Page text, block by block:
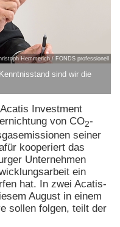
Hemmerich / FONDS professionell
sind wir die
Investment
von CO2-
seiner
kooperiert das
Unternehmen
ein
hat. In zwei Acatis-
August in einem
sollen folgen, teilt der